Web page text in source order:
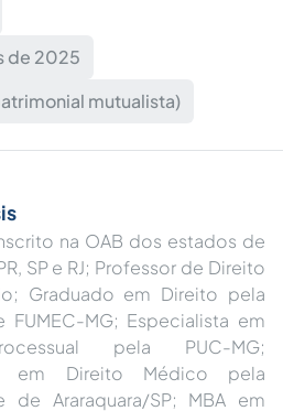
de 2025
mutualista)
na OAB dos estados de
SP e RJ; Professor de Direito
Graduado em Direito pela
FUMEC-MG; Especialista em
pela PUC-MG;
em Direito Médico pela
de Araraquara/SP; MBA em